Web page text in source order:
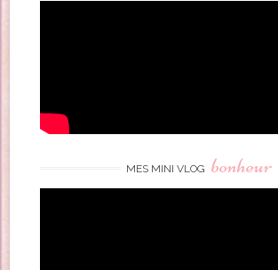
MES MINI VLOG bonheur